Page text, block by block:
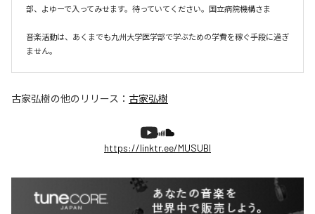
部、よゆーで入ってみせます。待っていてください。国立病院機構さま
音楽活動は、あくまでも九州大学医学部で学ぶための学費を稼ぐ手段に過ぎ
ません。
古家弘樹の他のリリース： 古家弘樹
https://linktr.ee/MUSUBI